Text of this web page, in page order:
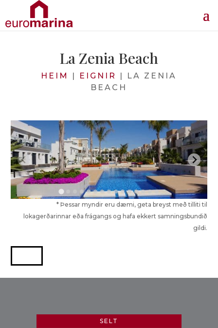
La Zenia Beach
HEIM | EIGNIR | LA ZENIA
BEACH
* Þessar myndir eru dæmi, geta breyst með tilliti til
lokagerðarinnar eða frágangs og hafa ekkert samningsbundið
gildi.
SELT